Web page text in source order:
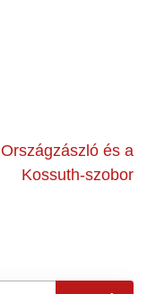
Országzászló és a
Kossuth-szobor